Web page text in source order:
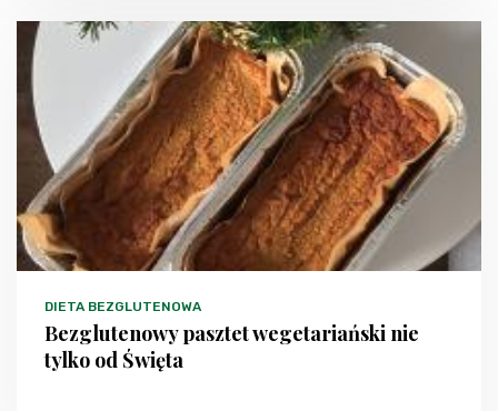
DIETA BEZGLUTENOWA
Bezglutenowy pasztet wegetariański nie
tylko od Święta